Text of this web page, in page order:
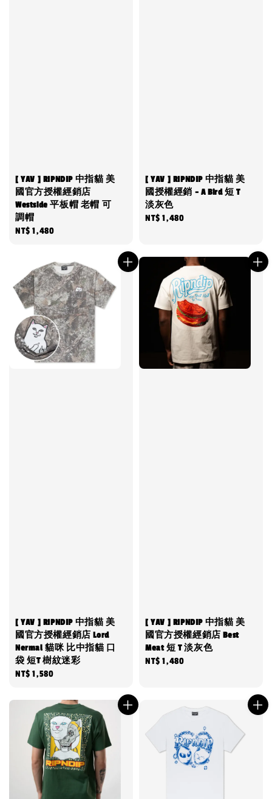
[ YAV ] RIPNDIP 中指貓 美
國官方授權經銷店
Westside 平板帽 老帽 可
調帽
Regular
NT$ 1,480
[ YAV ] RIPNDIP 中指貓 美
國授權經銷 - A Bird 短 T
淡灰色
Regular
NT$ 1,480
[ YAV ] RIPNDIP 中指貓 美
國官方授權經銷店 Lord
Nermal 貓咪 比中指貓 口
袋 短T 樹紋迷彩
Regular
NT$ 1,580
[ YAV ] RIPNDIP 中指貓 美
國官方授權經銷店 Best
Meat 短 T 淡灰色
Regular
NT$ 1,480